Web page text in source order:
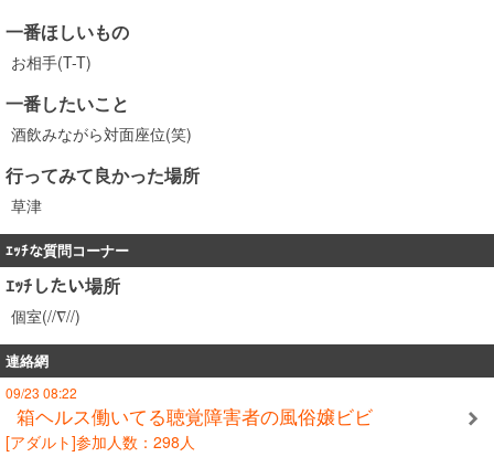
一番ほしいもの
お相手(T-T)
一番したいこと
酒飲みながら対面座位(笑)
行ってみて良かった場所
草津
ｴｯﾁな質問コーナー
ｴｯﾁしたい場所
個室(//∇//)
連絡網
09/23 08:22
箱ヘルス働いてる聴覚障害者の風俗嬢ビビ
[アダルト]参加人数：298人